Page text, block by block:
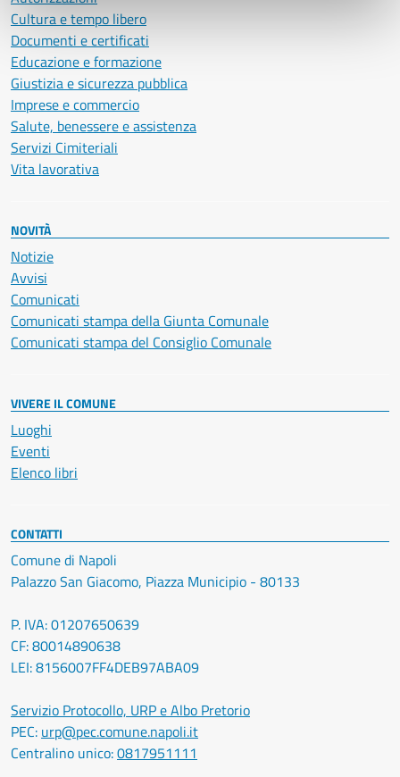
Cultura e tempo libero
Documenti e certificati
Educazione e formazione
Giustizia e sicurezza pubblica
Imprese e commercio
Salute, benessere e assistenza
Servizi Cimiteriali
Vita lavorativa
NOVITÀ
Notizie
Avvisi
Comunicati
Comunicati stampa della Giunta Comunale
Comunicati stampa del Consiglio Comunale
VIVERE IL COMUNE
Luoghi
Eventi
Elenco libri
CONTATTI
Comune di Napoli
Palazzo San Giacomo, Piazza Municipio - 80133
P. IVA: 01207650639
CF: 80014890638
LEI: 8156007FF4DEB97ABA09
Servizio Protocollo, URP e Albo Pretorio
PEC: urp@pec.comune.napoli.it
Centralino unico:0817951111